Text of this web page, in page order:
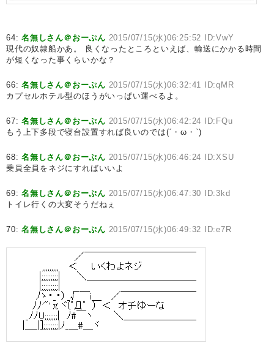
64:名無しさん＠おーぷん 2015/07/15(水)06:25:52 ID:VwY
現代の奴隷船かあ。 良くなったところといえば、輸送にかかる時間
が短くなった事くらいかな？
66:名無しさん＠おーぷん 2015/07/15(水)06:32:41 ID:qMR
カプセルホテル型のほうがいっぱい運べるよ。
67:名無しさん＠おーぷん 2015/07/15(水)06:42:24 ID:FQu
もう上下多段で寝台設置すれば良いのでは(´・ω・`)
68:名無しさん＠おーぷん 2015/07/15(水)06:46:24 ID:XSU
乗員全員をネジにすればいいよ
69:名無しさん＠おーぷん 2015/07/15(水)06:47:30 ID:3kd
トイレ行くの大変そうだねぇ
70:名無しさん＠おーぷん 2015/07/15(水)06:49:32 ID:e7R